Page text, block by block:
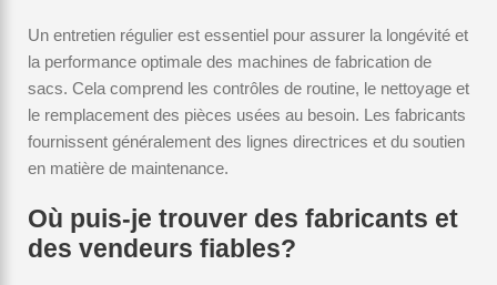
Un entretien régulier est essentiel pour assurer la longévité et
la performance optimale des machines de fabrication de
sacs. Cela comprend les contrôles de routine, le nettoyage et
le remplacement des pièces usées au besoin. Les fabricants
fournissent généralement des lignes directrices et du soutien
en matière de maintenance.
Où puis-je trouver des fabricants et
des vendeurs fiables?